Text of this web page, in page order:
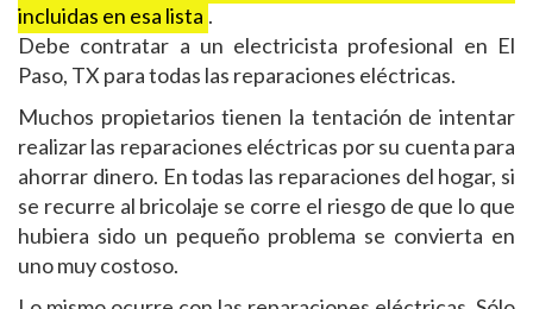
incluidas en esa lista .
Debe contratar a un electricista profesional en El
Paso, TX para todas las reparaciones eléctricas.
Muchos propietarios tienen la tentación de intentar
realizar las reparaciones eléctricas por su cuenta para
ahorrar dinero. En todas las reparaciones del hogar, si
se recurre al bricolaje se corre el riesgo de que lo que
hubiera sido un pequeño problema se convierta en
uno muy costoso.